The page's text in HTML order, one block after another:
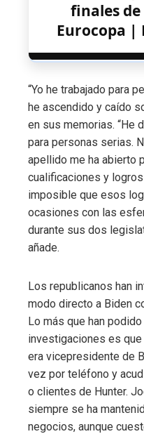
finales de
Eurocopa |
“Yo he trabajado para
he ascendido y caído
en sus memorias. “He
para personas serias.
apellido me ha abierto
cualificaciones y
imposible que esos
ocasiones con las
durante sus dos
añade.
Los republicanos han
modo directo a Biden
Lo más que han
investigaciones es
era vicepresidente de
vez por teléfono y
o clientes de Hunter.
siempre se ha
negocios, aunque